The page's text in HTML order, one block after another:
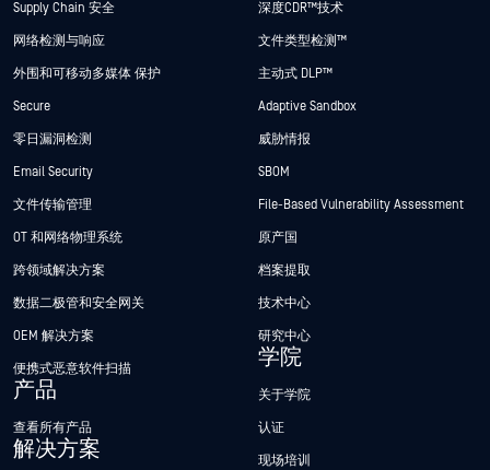
Supply Chain 安全
网络检测与响应
外围和可移动多媒体 保护
Secure
零日漏洞检测
Email Security
文件传输管理
OT 和网络物理系统
跨领域解决方案
数据二极管和安全网关
OEM 解决方案
便携式恶意软件扫描
产品
查看所有产品
解决方案
深度CDR™技术
文件类型检测™
主动式 DLP™
Adaptive Sandbox
威胁情报
SBOM
File-Based Vulnerability Assessment
原产国
档案提取
技术中心
研究中心
学院
关于学院
认证
现场培训